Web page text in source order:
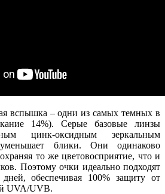
вспышка – одни из самых темных в
14%). Серые базовые линзы
цинк-оксидным зеркальным
блики. Они одинаково
то же цветовосприятие, что и
Поэтому очки идеально подходят
обеспечивая 100% защиту от
UVA/UVB.